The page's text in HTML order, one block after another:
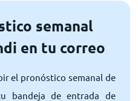
semanal
en tu correo
el pronóstico semanal de
bandeja de entrada de